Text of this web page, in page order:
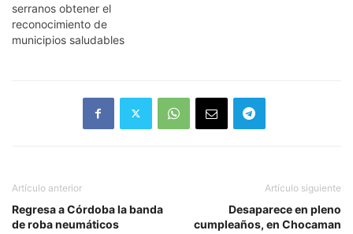
serranos obtener el
reconocimiento de
municipios saludables
Artículo anterior
Regresa a Córdoba la banda
de roba neumáticos
Artículo siguiente
Desaparece en pleno
cumpleaños, en Chocaman